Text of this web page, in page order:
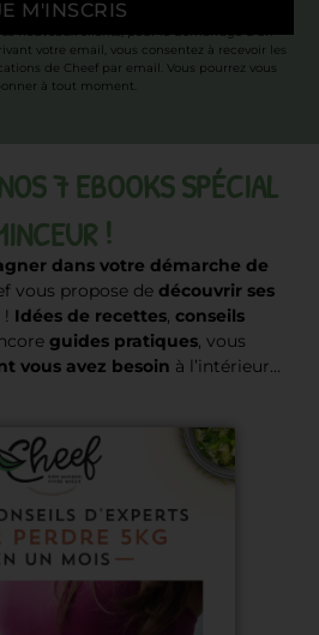
M'INSCRIS
nouveaux clients, pour le démarrage d’un
votre email, vous consentez à recevoir les
de Cheef par email. Vous pourrez vous
à tout moment.
7 EBOOKS SPÉCIAL
!
dans votre démarche de
vous propose de découvrir ses
! Idées de recettes, conseils
guides pratiques, vous
vous avez besoin à l’intérieur…